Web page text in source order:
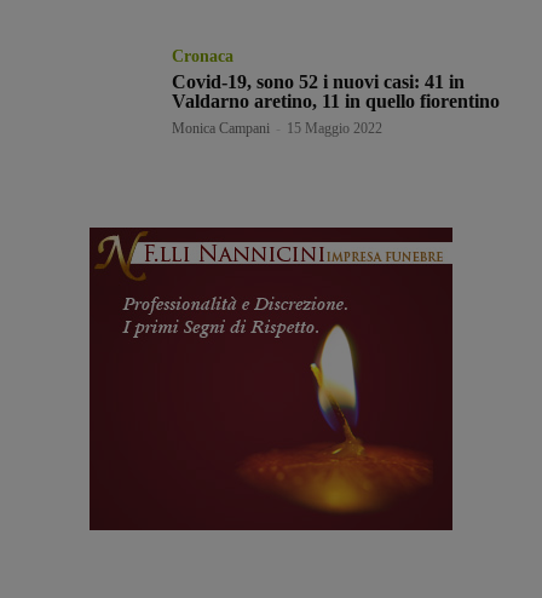
Cronaca
Covid-19, sono 52 i nuovi casi: 41 in
Valdarno aretino, 11 in quello fiorentino
Monica Campani 15 Maggio 2022